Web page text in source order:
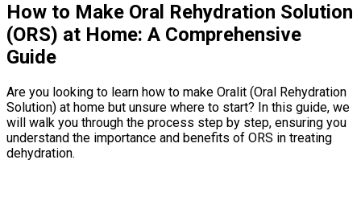
How to Make Oral Rehydration Solution
(ORS) at Home: A Comprehensive
Guide
Are you looking to learn how to make Oralit (Oral Rehydration
Solution) at home but unsure where to start? In this guide, we
will walk you through the process step by step, ensuring you
understand the importance and benefits of ORS in treating
dehydration.